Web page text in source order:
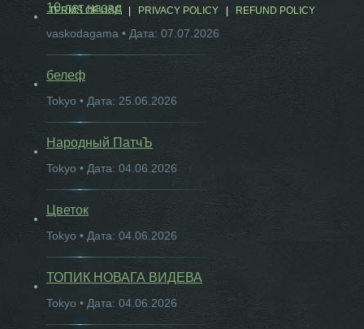
10 лет назад
vaskodagama • Дата: 07.07.2026
белеф
Tokyo • Дата: 25.06.2026
Народный ПатчЪ
Tokyo • Дата: 04.06.2026
Цветок
Tokyo • Дата: 04.06.2026
ТОПИК НОВАГА ВИДЕВА
Tokyo • Дата: 04.06.2026
TERMS OF USE | PRIVACY POLICY | REFUND POLICY